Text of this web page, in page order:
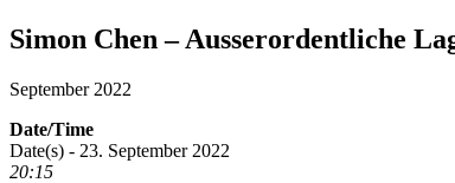
Simon Chen – Ausserordentliche
September 2022
Date/Time
Date(s) - 23. September 2022
20:15